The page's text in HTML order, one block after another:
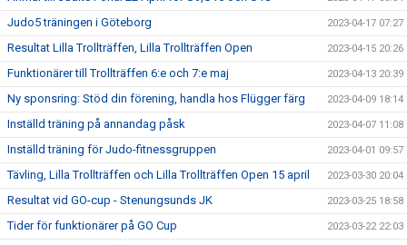
Judo5 träningen i Göteborg 2023-04-17 07:27
Resultat Lilla Trollträffen, Lilla Trollträffen Open 2023-04-15 20:26
Funktionärer till Trollträffen 6:e och 7:e maj 2023-04-13 20:39
Ny sponsring: Stöd din förening, handla hos Flügger färg 2023-04-09 18:14
Inställd träning på annandag påsk 2023-04-07 11:08
Inställd träning för Judo-fitnessgruppen 2023-04-01 09:57
Tävling, Lilla Trollträffen och Lilla Trollträffen Open 15 april 2023-03-30 20:04
Resultat vid GO-cup - Stenungsunds JK 2023-03-25 18:58
Tider för funktionärer på GO Cup 2023-03-22 22:03